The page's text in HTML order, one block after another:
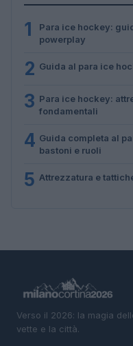
1
Para ice hockey:
powerplay
2 Guida al para ice
3 Para ice hockey:
fondamentali
4 Guida completa al
bastoni e ruoli
5 Attrezzatura e
Verso il 2026: la magia
vette e la città.